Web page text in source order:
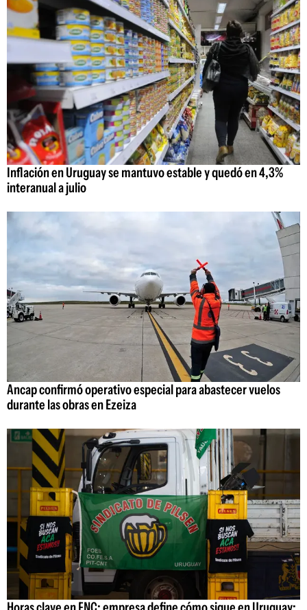
Inflación en Uruguay se mantuvo estable y quedó en 4,3%
interanual a julio
Ancap confirmó operativo especial para abastecer vuelos
durante las obras en Ezeiza